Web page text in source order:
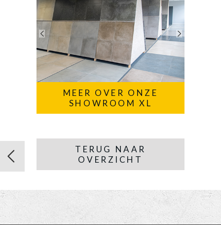
MEER OVER ONZE
SHOWROOM XL
TERUG NAAR
OVERZICHT